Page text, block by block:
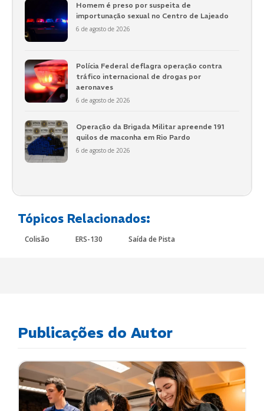
Homem é preso por suspeita de
importunação sexual no Centro de Lajeado
6 de agosto de 2026
Polícia Federal deflagra operação contra
tráfico internacional de drogas por
aeronaves
6 de agosto de 2026
Operação da Brigada Militar apreende 191
quilos de maconha em Rio Pardo
6 de agosto de 2026
Tópicos Relacionados:
Colisão ERS-130 Saída de Pista
Publicações do Autor